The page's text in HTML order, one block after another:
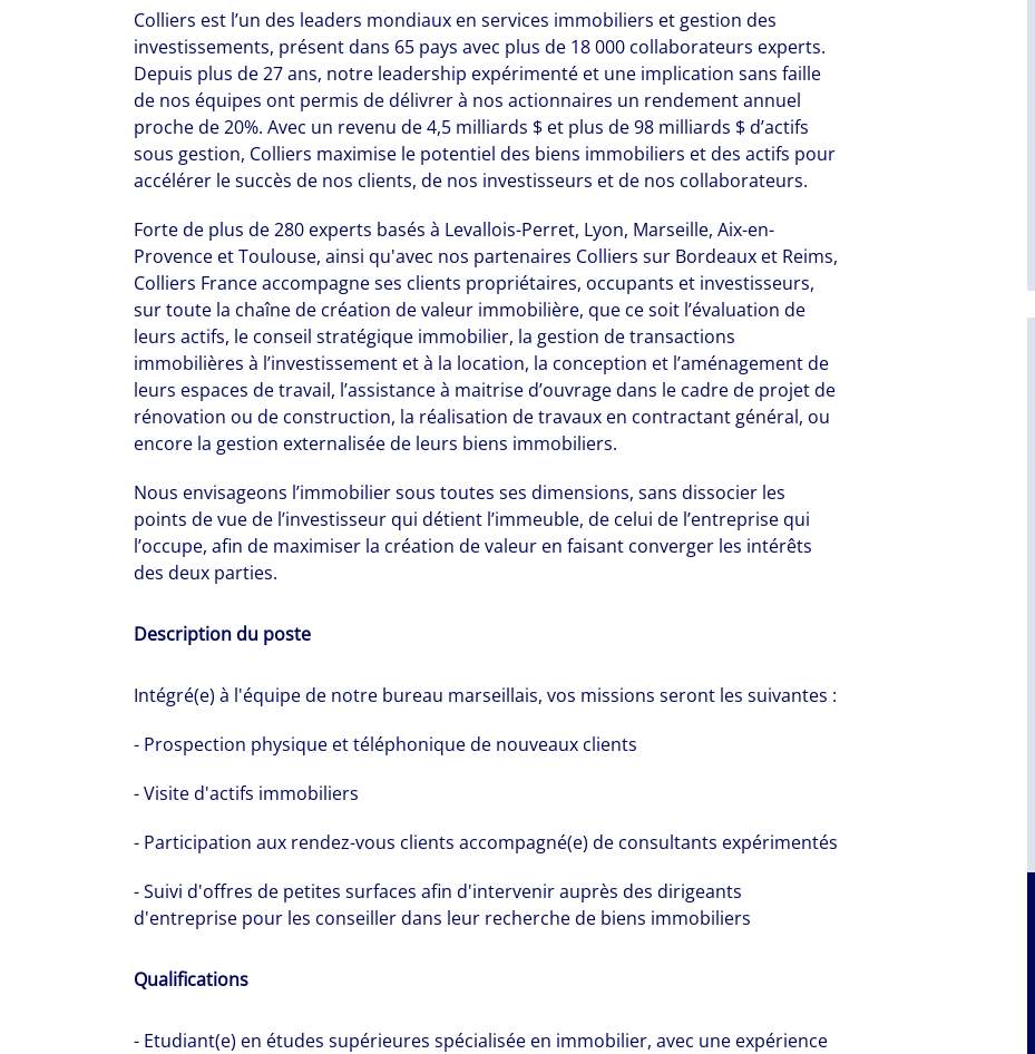
Colliers est l’un des leaders mondiaux en services immobiliers et gestion des
investissements, présent dans 65 pays avec plus de 18 000 collaborateurs experts.
Depuis plus de 27 ans, notre leadership expérimenté et une implication sans faille
de nos équipes ont permis de délivrer à nos actionnaires un rendement annuel
proche de 20%. Avec un revenu de 4,5 milliards $ et plus de 98 milliards $ d’actifs
sous gestion, Colliers maximise le potentiel des biens immobiliers et des actifs pour
accélérer le succès de nos clients, de nos investisseurs et de nos collaborateurs.
Forte de plus de 280 experts basés à Levallois-Perret, Lyon, Marseille, Aix-en-
Provence et Toulouse, ainsi qu'avec nos partenaires Colliers sur Bordeaux et Reims,
Colliers France accompagne ses clients propriétaires, occupants et investisseurs,
sur toute la chaîne de création de valeur immobilière, que ce soit l’évaluation de
leurs actifs, le conseil stratégique immobilier, la gestion de transactions
immobilières à l’investissement et à la location, la conception et l’aménagement de
leurs espaces de travail, l’assistance à maitrise d’ouvrage dans le cadre de projet de
rénovation ou de construction, la réalisation de travaux en contractant général, ou
encore la gestion externalisée de leurs biens immobiliers.
Nous envisageons l’immobilier sous toutes ses dimensions, sans dissocier les
points de vue de l’investisseur qui détient l’immeuble, de celui de l’entreprise qui
l’occupe, afin de maximiser la création de valeur en faisant converger les intérêts
des deux parties.
Description du poste
Intégré(e) à l'équipe de notre bureau marseillais, vos missions seront les suivantes :
- Prospection physique et téléphonique de nouveaux clients
- Visite d'actifs immobiliers
- Participation aux rendez-vous clients accompagné(e) de consultants expérimentés
- Suivi d'offres de petites surfaces afin d'intervenir auprès des dirigeants
d'entreprise pour les conseiller dans leur recherche de biens immobiliers
Qualifications
- Etudiant(e) en études supérieures spécialisée en immobilier, avec une expérience
The world is evolving and so are our clients' needs.
leading diversified professional services and investment
management firm that is expert-led and solutions-
show you how we see opportunity in change – and seize it.